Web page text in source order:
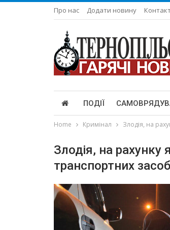
Про нас Додати новину
ПОДІЇ
Home Кримінал Злодія, на
Злодія, на рахунку
транспортних